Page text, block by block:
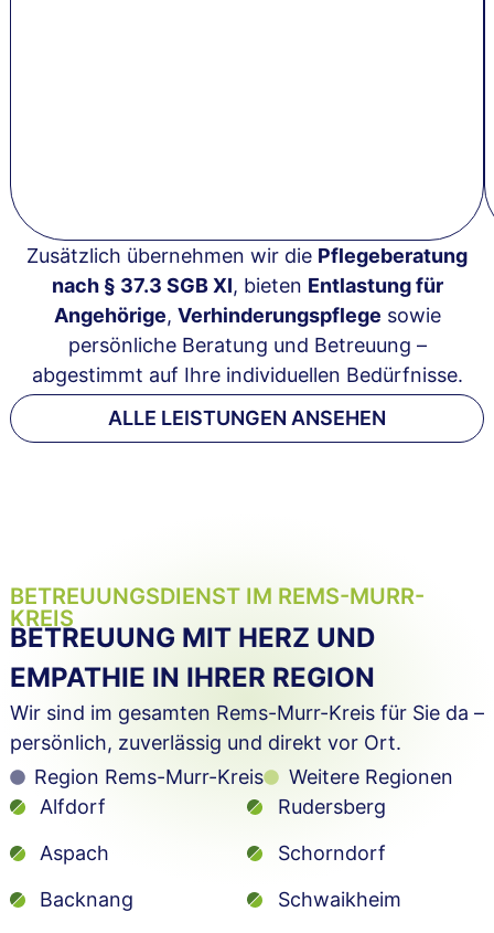
Zusätzlich übernehmen wir die Pflegeberatung
nach § 37.3 SGB XI, bieten Entlastung für
Angehörige, Verhinderungspflege sowie
persönliche Beratung und Betreuung –
abgestimmt auf Ihre individuellen Bedürfnisse.
ALLE LEISTUNGEN ANSEHEN
BETREUUNGSDIENST IM REMS-MURR-
KREIS
BETREUUNG MIT HERZ UND
EMPATHIE IN IHRER REGION
Wir sind im gesamten Rems-Murr-Kreis für Sie da –
persönlich, zuverlässig und direkt vor Ort.
Region Rems-Murr-Kreis
Weitere Regionen
Alfdorf
Aspach
Backnang
Rudersberg
Schorndorf
Schwaikheim